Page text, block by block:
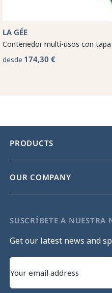
LA GÉE
Contenedor multi-usos con tapa
desde 174,30 €
PRODUCTS
OUR COMPANY
SUSCRÍBETE A NUESTRA
Get our latest news and